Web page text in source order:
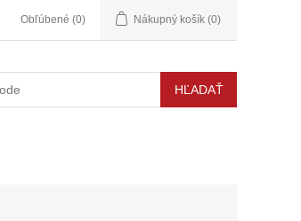
Obľúbené (0) Nákupný košík (0)